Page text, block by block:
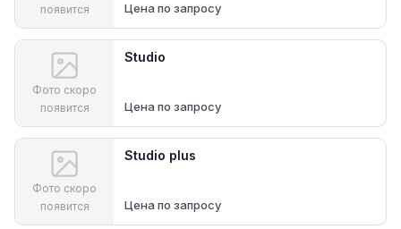
появится
Цена по запросу
Фото скоро
появится
Studio
Цена по запросу
Фото скоро
появится
Studio plus
Цена по запросу